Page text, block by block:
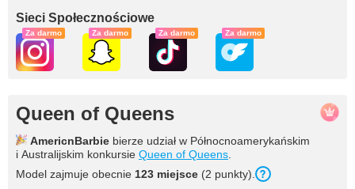
Sieci Społecznościowe
Za darmo Za darmo Za darmo Za darmo
Queen of Queens
AmericnBarbie bierze udział w Północnoamerykańskim
i Australijskim konkursie Queen of Queens
Model zajmuje obecnie 123 miejsce (2 punkty).